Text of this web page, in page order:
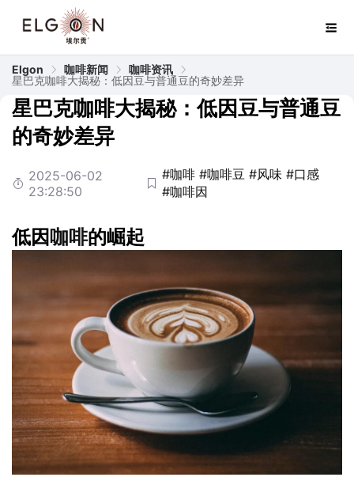
Elgon 咖啡新闻
咖啡资讯
星巴克咖啡大揭秘：低因豆与普通豆的奇妙差异
星巴克咖啡大揭秘：低因豆与普通豆
的奇妙差异
2025-06-02
23:28:50
#咖啡 #咖啡豆 #风味 #口感
#咖啡因
低因咖啡的崛起